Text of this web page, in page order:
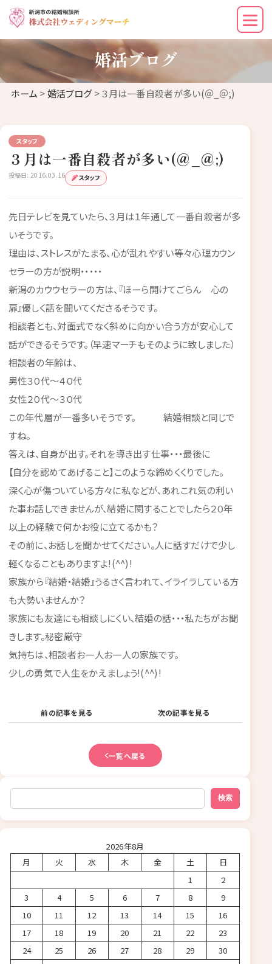
婚活ブログ
ホーム >婚活ブログ> ３月は一番自殺者が多い(＠_＠;)
スタッフ
３月は一番自殺者が多い(＠_＠;)
投稿日: 2016.03.16 スタッフ
先日テレビを見ていたら、３月は１年通して一番自殺者が多
いそうです。
理由は、ストレスがたまる、心が乱れやすい等々心理カウン
セラーの方が説明・・・・・
新潟のカウウセラーの方は、『ほーら開けてごらん 心の
扉』優しく話を聞いてくださるそうです。
相談者とも、対面式でなく斜めに向かい合う方が安心して
話ができるそうです。（早速マーチもそのように致しました）
相談者の年齢は、
男性３０代～４０代
女性２０代～３０代
この年代層が一番多いそうです。 結婚相談と同じで
すね。
答えは、自身が出す。それを導き出す仕事・・・最後に
【自分を認めてあげること】このような締めくくりでした。
深く心が傷ついている方々に私などが、あれこれ気の利い
た事お話しできませんが、結婚に関することでしたら２０年
以上の経験で何かお役に立てるかも？
その前に、お話しを聞かせてください。人に話すだけで少し
軽くなることもありますよ!(^^)!
家族から『結婚・結婚』うるさく言われて、イライラしている方
も大勢いませんか？
家族にも友達にも相談しにくい、結婚の話・・・私たちがお聞
きします。秘密厳守
気持ちは、相談者お一人お一人の家族です。
少しの勇気で人生をかえましょう!(^^)!
前の記事を見る 次の記事を見る
一覧へ戻る
検索
検索
2026年8月
月
火 水 木 金 土
日
1
2
3
4 5 6 7 8
9
10
11 12 13 14 15
16
17
18 19 20 21 22
23
24
25 26 27 28 29
30